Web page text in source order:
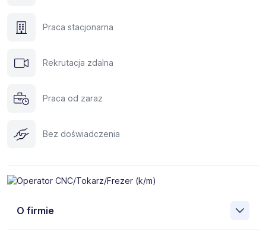
Praca stacjonarna
Rekrutacja zdalna
Praca od zaraz
Bez doświadczenia
O firmie